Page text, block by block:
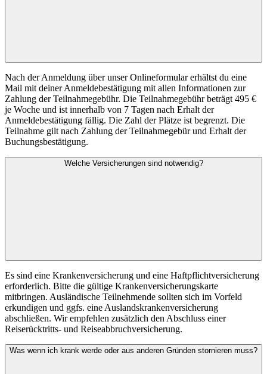
Nach der Anmeldung über unser Onlineformular erhältst du eine
Mail mit deiner Anmeldebestätigung mit allen Informationen zur
Zahlung der Teilnahmegebühr. Die Teilnahmegebühr beträgt 495 €
je Woche und ist innerhalb von 7 Tagen nach Erhalt der
Anmeldebestätigung fällig. Die Zahl der Plätze ist begrenzt. Die
Teilnahme gilt nach Zahlung der Teilnahmegebür und Erhalt der
Buchungsbestätigung.
Welche Versicherungen sind notwendig?
Es sind eine Krankenversicherung und eine Haftpflichtversicherung
erforderlich. Bitte die gültige Krankenversicherungskarte
mitbringen. Ausländische Teilnehmende sollten sich im Vorfeld
erkundigen und ggfs. eine Auslandskrankenversicherung
abschließen. Wir empfehlen zusätzlich den Abschluss einer
Reiserücktritts- und Reiseabbruchversicherung.
Was wenn ich krank werde oder aus anderen Gründen stornieren muss?